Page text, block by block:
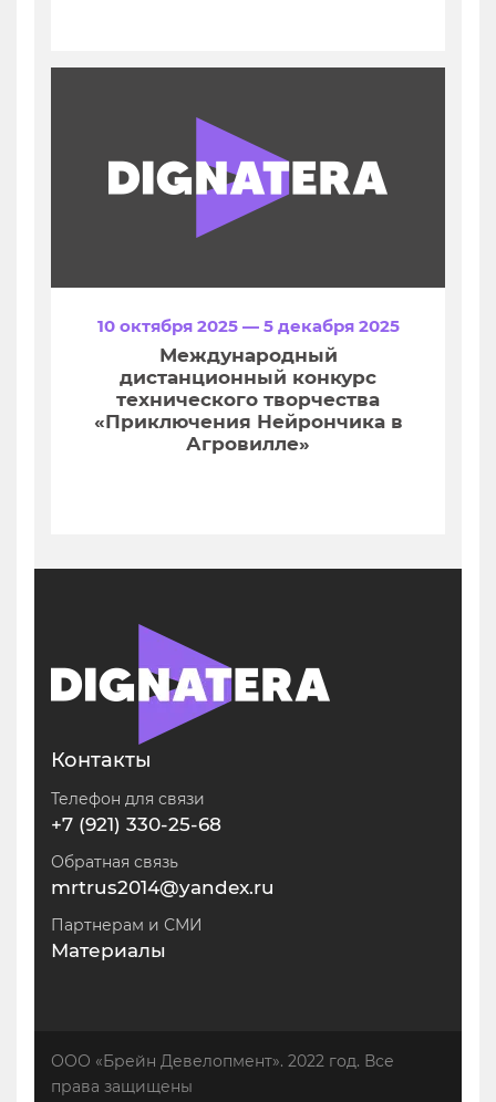
10 октября 2025 — 5 декабря 2025
Международный
дистанционный конкурс
технического творчества
«Приключения Нейрончика в
Агровилле»
Контакты
Телефон для связи
+7 (921) 330-25-68
Обратная связь
mrtrus2014@yandex.ru
Партнерам и СМИ
Материалы
ООО «Брейн Девелопмент». 2022 год. Все
права защищены